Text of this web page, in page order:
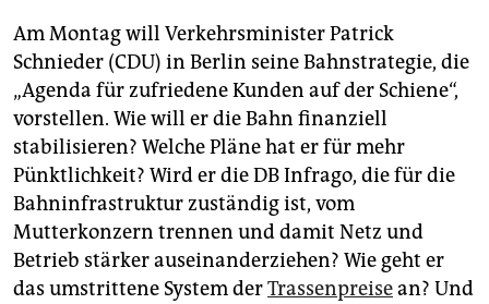
Am Montag will Verkehrsminister Patrick
Schnieder (CDU) in Berlin seine Bahnstrategie, die
„Agenda für zufriedene Kunden auf der Schiene“,
vorstellen. Wie will er die Bahn finanziell
stabilisieren? Welche Pläne hat er für mehr
Pünktlichkeit? Wird er die DB Infrago, die für die
Bahninfrastruktur zuständig ist, vom
Mutterkonzern trennen und damit Netz und
Betrieb stärker auseinanderziehen? Wie geht er
das umstrittene System derTrassenpreisean? Und